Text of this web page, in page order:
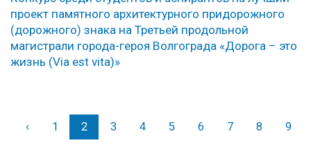
проект памятного архитектурного придорожного
(дорожного) знака на Третьей продольной
магистрали города-героя Волгограда «Дорога – это
жизнь (Via est vita)»
‹Назад
1 2 3 4 5 6 7 8 9